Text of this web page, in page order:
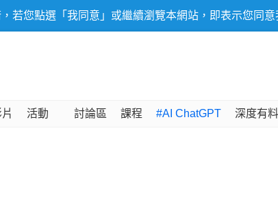
若您點選「我同意」或繼續瀏覽本網站，即表示您同意
活動 討論區 課程 #AI ChatGPT 深度有料